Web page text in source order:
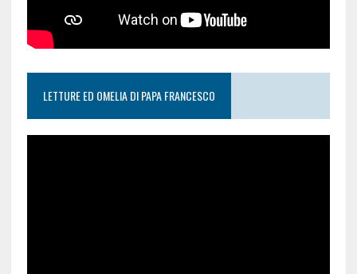
LETTURE ED OMELIA DI PAPA FRANCESCO